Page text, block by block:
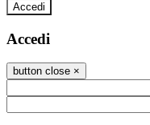
Accedi
Accedi
button close ×